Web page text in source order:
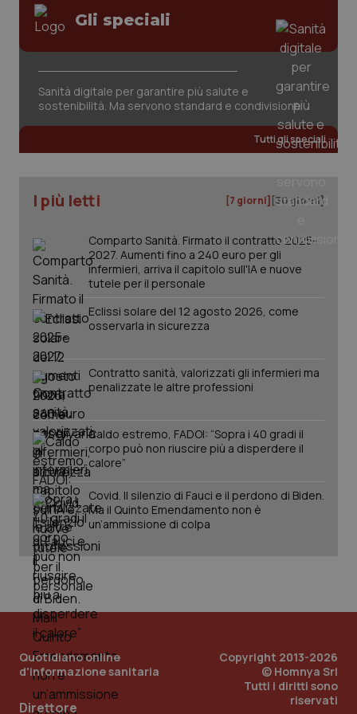
Gli speciali
Sanità digitale per garantire più salute e
sostenibilità. Ma servono standard e condivisione
Tutti gli speciali
I più letti [7 giorni] [30 giorni]
Comparto Sanità. Firmato il contratto 2025-
2027. Aumenti fino a 240 euro per gli
infermieri, arriva il capitolo sull'IA e nuove
tutele per il personale
Eclissi solare del 12 agosto 2026, come
osservarla in sicurezza
Contratto sanità, valorizzati gli infermieri ma
penalizzate le altre professioni
Caldo estremo, FADOI: “Sopra i 40 gradi il
corpo può non riuscire più a disperdere il
calore”
Covid. Il silenzio di Fauci e il perdono di Biden.
Ma il Quinto Emendamento non è
un’ammissione di colpa
Quotidiano online
d'informazione sanitaria
Direttore
Copyright 2013-2026
© Homnya Srl
Tutti i diritti sono
riservati
CookieScriptConsent
CookieScript
www.quotidianosanita.it
tracking-sites-ironfish-
tracking-enable
tracking-sites-ironfish-
session-id
www.quotidianosanita.it
_ga